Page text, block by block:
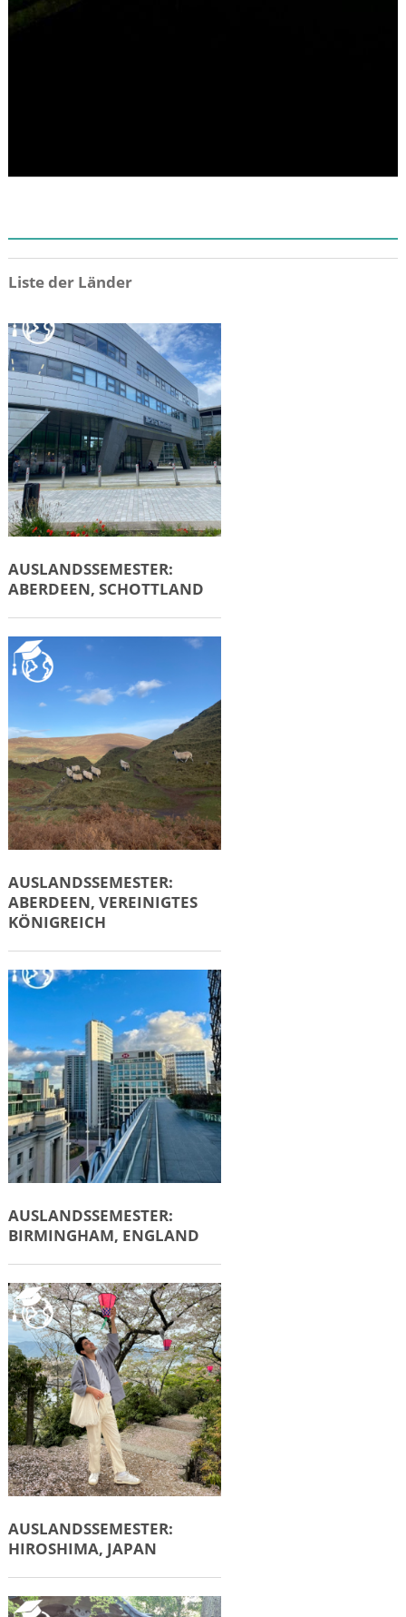
Liste der Länder
AUSLANDSSEMESTER:
ABERDEEN, SCHOTTLAND
AUSLANDSSEMESTER:
ABERDEEN, VEREINIGTES
KÖNIGREICH
AUSLANDSSEMESTER:
BIRMINGHAM, ENGLAND
AUSLANDSSEMESTER:
HIROSHIMA, JAPAN